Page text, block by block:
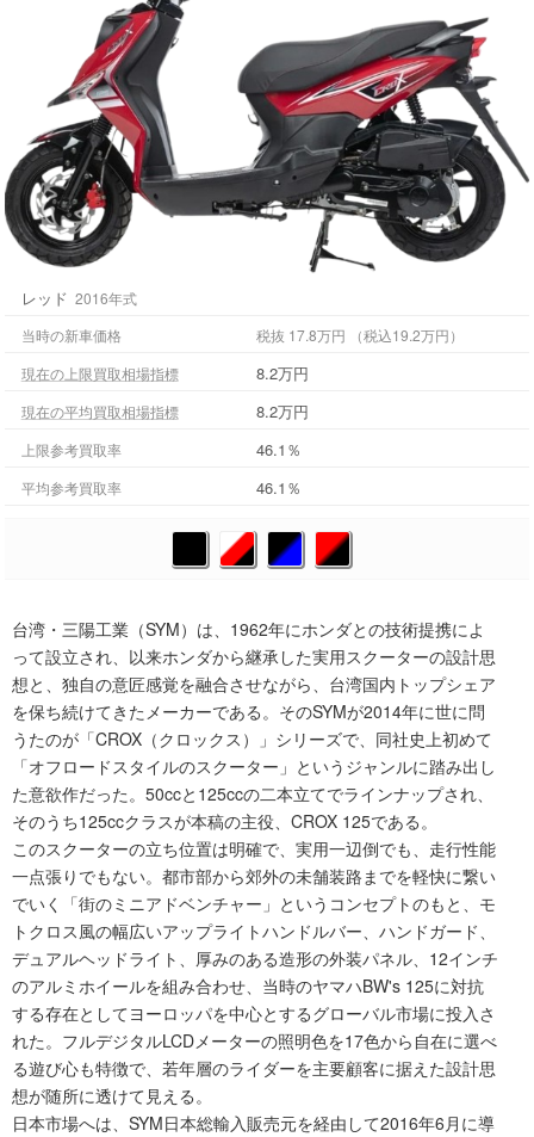
レッド 2016年式
当時の新車価格
税抜 17.8万円 （税込19.2万円）
現在の上限買取相場指標
8.2万円
現在の平均買取相場指標 8.2万円
上限参考買取率 46.1％
平均参考買取率 46.1％
台湾・三陽工業（SYM）は、1962年にホンダとの技術提携によ
って設立され、以来ホンダから継承した実用スクーターの設計思
想と、独自の意匠感覚を融合させながら、台湾国内トップシェア
を保ち続けてきたメーカーである。そのSYMが2014年に世に問
うたのが「CROX（クロックス）」シリーズで、同社史上初めて
「オフロードスタイルのスクーター」というジャンルに踏み出し
た意欲作だった。50ccと125ccの二本立てでラインナップされ、
そのうち125ccクラスが本稿の主役、CROX 125である。
このスクーターの立ち位置は明確で、実用一辺倒でも、走行性能
一点張りでもない。都市部から郊外の未舗装路までを軽快に繋い
でいく「街のミニアドベンチャー」というコンセプトのもと、モ
トクロス風の幅広いアップライトハンドルバー、ハンドガード、
デュアルヘッドライト、厚みのある造形の外装パネル、12インチ
のアルミホイールを組み合わせ、当時のヤマハBW's 125に対抗
する存在としてヨーロッパを中心とするグローバル市場に投入さ
れた。フルデジタルLCDメーターの照明色を17色から自在に選べ
る遊び心も特徴で、若年層のライダーを主要顧客に据えた設計思
想が随所に透けて見える。
日本市場へは、SYM日本総輸入販売元を経由して2016年6月に導